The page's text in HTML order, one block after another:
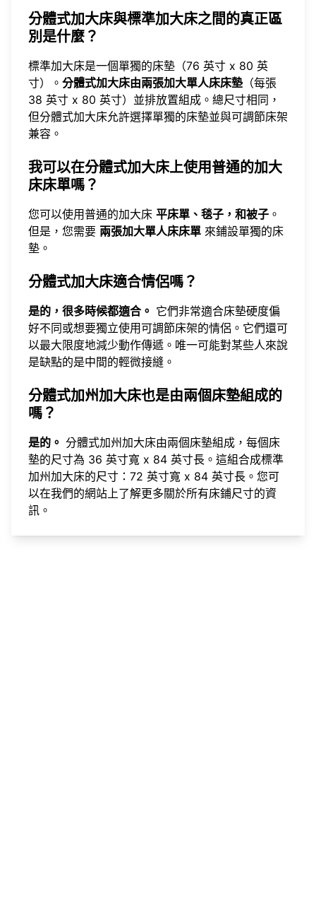
分體式加大床與標準加大床之間的真正區
別是什麼？
標準加大床是一個單獨的床墊（76 英寸 x 80 英
寸）。 分體式加大床由兩張加大單人床床墊（每張
38 英寸 x 80 英寸）並排放置組成。總尺寸相同，
但分體式加大床允許選擇單獨的床墊並與可調節床架
兼容。
我可以在分體式加大床上使用普通的加大
床床單嗎？
您可以使用普通的加大床 平床單、毯子，和被子 。
但是，您需要 兩張加大單人床床單 來鋪設單獨的床
墊。
分體式加大床適合情侶嗎？
是的，很多時候都適合。 它們非常適合床墊硬度偏
好不同或想要獨立使用可調節床架的情侶。它們還可
以最大限度地減少動作傳遞。唯一可能對某些人來說
是缺點的是中間的輕微接縫。
分體式加州加大床也是由兩個床墊組成的
嗎？
是的。 分體式加州加大床由兩個床墊組成，每個床
墊的尺寸為 36 英寸寬 x 84 英寸長。這組合成標準
加州加大床的尺寸：72 英寸寬 x 84 英寸長。您可
以在我們的網站上了解更多關於所有床鋪尺寸的資
訊 。